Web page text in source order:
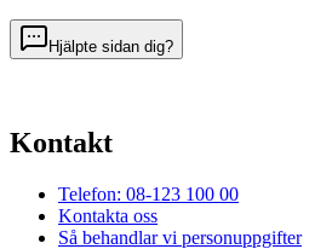
Hjälpte sidan dig?
Kontakt
Telefon: 08-123 100 00
Kontakta oss
Så behandlar vi personuppgifter